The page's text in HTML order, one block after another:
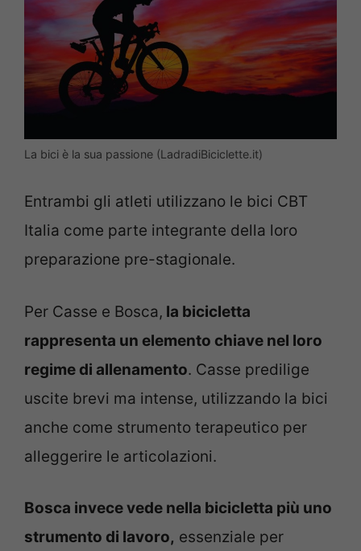
La bici è la sua passione (LadradiBiciclette.it)
Entrambi gli atleti utilizzano le bici CBT
Italia come parte integrante della loro
preparazione pre-stagionale.
Per Casse e Bosca, la bicicletta
rappresenta un elemento chiave nel loro
regime di allenamento. Casse predilige
uscite brevi ma intense, utilizzando la bici
anche come strumento terapeutico per
alleggerire le articolazioni.
Bosca invece vede nella bicicletta più uno
strumento di lavoro, essenziale per